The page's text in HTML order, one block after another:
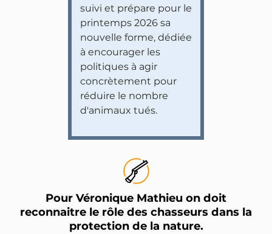
suivi et prépare pour le
printemps 2026 sa
nouvelle forme, dédiée
à encourager les
politiques à agir
concrètement pour
réduire le nombre
d'animaux tués.
Pour Véronique Mathieu on doit
reconnaitre le rôle des chasseurs dans la
protection de la nature.